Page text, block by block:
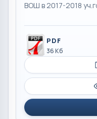
ВОШ в 2017-2018
PDF
36 Кб